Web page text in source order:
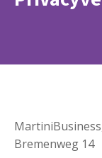
Bremenweg 14